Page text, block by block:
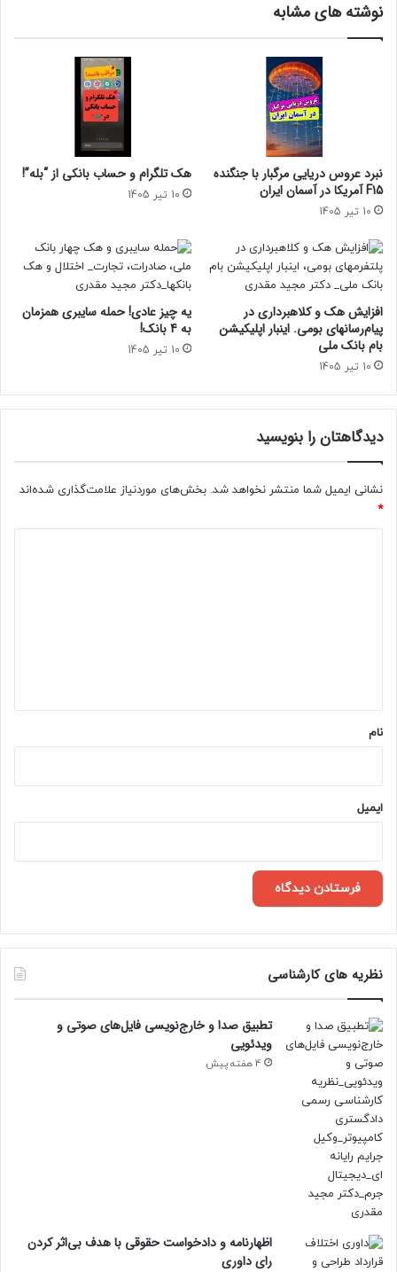
نوشته های مشابه
نبرد عروس دریایی مرگبار با جنگنده
F15 آمریکا در آسمان ایران
10 تیر 1405
هک تلگرام و حساب بانکی از “بله”!
10 تیر 1405
افزایش هک و کلاهبرداری در
پیام‌رسانهای بومی. اینبار اپلیکیشن
بام‌ بانک ملی
10 تیر 1405
یه چیز عادی! حمله سایبری همزمان
به 4 بانک!
10 تیر 1405
دیدگاهتان را بنویسید
نشانی ایمیل شما منتشر نخواهد شد. بخش‌های موردنیاز علامت‌گذاری شده‌اند
*
نام
ایمیل
نظریه های کارشناسی
تطبیق صدا و خارج‌نویسی فایل‌های صوتی و
ویدئویی
4 هفته پیش
اظهارنامه و دادخواست حقوقی با هدف بی‌اثر کردن
رای داوری